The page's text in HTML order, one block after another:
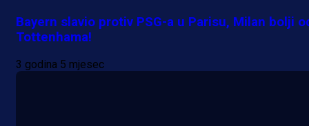
Bayern slavio protiv PSG-a u Parisu, Milan bolji
Tottenhama!
3 godina 5 mjesec